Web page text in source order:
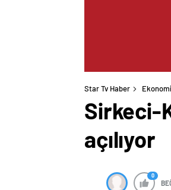
Star Tv Haber Ekonomi
Sirkeci-
açılıyor
0